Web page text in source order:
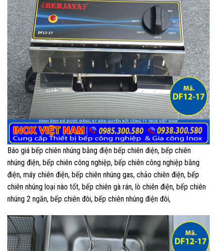
Báo giá bếp chiên nhúng bằng điện bếp chiên điện, bếp chiên
nhúng điện, bếp chiên công nghiệp, bếp chiên công nghiệp bằng
điện, máy chiên điện, bếp chiên nhúng gas, chảo chiên điện, bếp
chiên nhúng loại nào tốt, bếp chiên gà rán, lò chiên điện, bếp chiên
nhúng 2 ngăn, bếp chiên đôi, bếp chiên nhúng điện đôi,